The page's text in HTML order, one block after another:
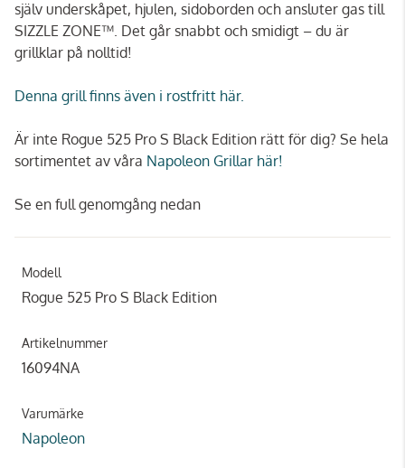
själv underskåpet, hjulen, sidoborden och ansluter gas till
SIZZLE ZONE™. Det går snabbt och smidigt – du är
grillklar på nolltid!
Denna grill finns även i rostfritt här.
Är inte Rogue 525 Pro S Black Edition rätt för dig? Se hela
sortimentet av våra Napoleon Grillar här!
Se en full genomgång nedan
Modell
Rogue 525 Pro S Black Edition
Artikelnummer
16094NA
Varumärke
Napoleon